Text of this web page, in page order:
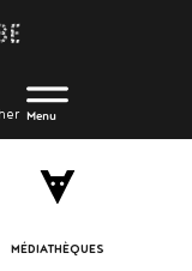
Menu
burger
Body
icon_trigger
Menu
MÉDIATHÈQUES